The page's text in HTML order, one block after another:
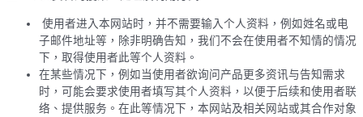
使用者进入本网站时，并不需要输入个人资料，例如姓名或电
子邮件地址等，除非明确告知，我们不会在使用者不知情的情况
下，取得使用者此等个人资料。
在某些情况下，例如当使用者欲询问产品更多资讯与告知需求
时，可能会要求使用者填写其个人资料，以便于后续和使用者联
络、提供服务。在此等情况下，本网站及相关网站或其合作对象